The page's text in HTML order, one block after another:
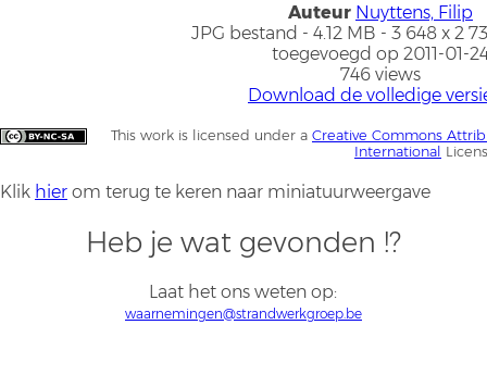
Auteur Nuyttens, Filip
JPG bestand - 4.12 MB - 3 648 x 2
toegevoegd op 2011-01-
746 views
Download de volledige
This work is licensed under a Creative Commons
International
Klik hier om terug te keren naar miniatuurweergave
Heb je wat gevonden !?
Laat het ons weten op:
waarnemingen@strandwerkgroep.be